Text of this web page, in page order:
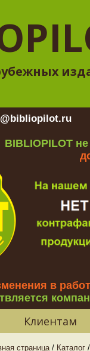
BIBLIOPILOT
в
Клиентам
страница / Каталог /